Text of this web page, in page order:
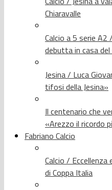
Chiaravalle
Calcio a 5 serie A2
debutta in casa
Jesina / Luca
tifosi della Jesina»
Il centenario che
«Arezzo il ricordo
Fabriano Calcio
Calcio /
di Coppa Italia